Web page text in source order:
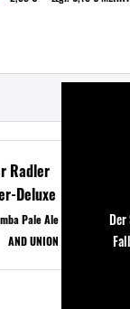
Radler
Deluxe
Pale Ale Zötler
AND UNION Schneider